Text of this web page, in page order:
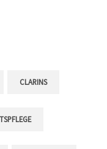
CLARINS